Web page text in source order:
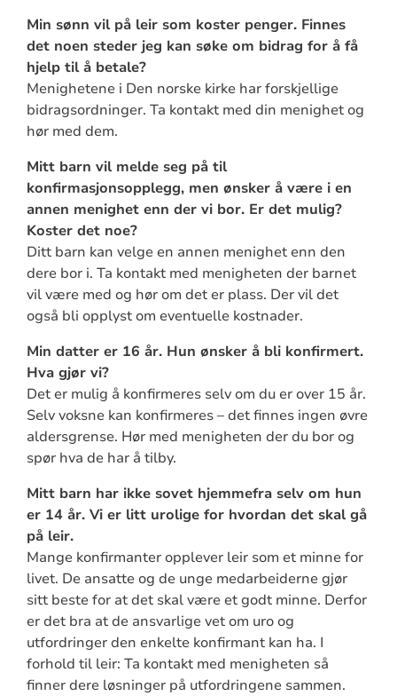
Min sønn vil på leir som koster penger. Finnes
det noen steder jeg kan søke om bidrag for å få
hjelp til å betale?
Menighetene i Den norske kirke har forskjellige
bidragsordninger. Ta kontakt med din menighet og
hør med dem.
Mitt barn vil melde seg på til
konfirmasjonsopplegg, men ønsker å være i en
annen menighet enn der vi bor. Er det mulig?
Koster det noe?
Ditt barn kan velge en annen menighet enn den
dere bor i. Ta kontakt med menigheten der barnet
vil være med og hør om det er plass. Der vil det
også bli opplyst om eventuelle kostnader.
Min datter er 16 år. Hun ønsker å bli konfirmert.
Hva gjør vi?
Det er mulig å konfirmeres selv om du er over 15 år.
Selv voksne kan konfirmeres – det finnes ingen øvre
aldersgrense. Hør med menigheten der du bor og
spør hva de har å tilby.
Mitt barn har ikke sovet hjemmefra selv om hun
er 14 år. Vi er litt urolige for hvordan det skal gå
på leir.
Mange konfirmanter opplever leir som et minne for
livet. De ansatte og de unge medarbeiderne gjør
sitt beste for at det skal være et godt minne. Derfor
er det bra at de ansvarlige vet om uro og
utfordringer den enkelte konfirmant kan ha. I
forhold til leir: Ta kontakt med menigheten så
finner dere løsninger på utfordringene sammen.